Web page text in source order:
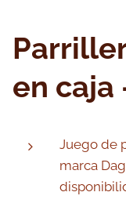
en caja
Juego de
marca